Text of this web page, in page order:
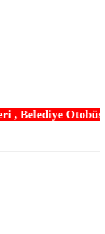
yaz tatili sunuyor